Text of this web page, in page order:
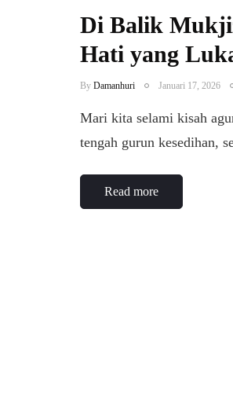
Di Balik
Hati yang
By Damanhuri Januari 17, 2026
Mari kita selami kisah
tengah gurun kesedihan,
Read more